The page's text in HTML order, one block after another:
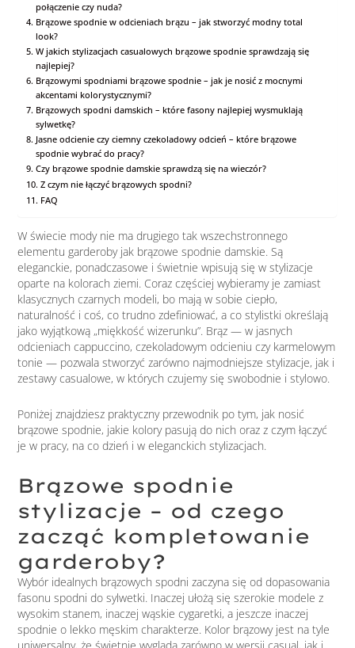
połączenie czy nuda?
Brązowe spodnie w odcieniach brązu – jak stworzyć modny total
look?
W jakich stylizacjach casualowych brązowe spodnie sprawdzają się
najlepiej?
Brązowymi spodniami brązowe spodnie – jak je nosić z mocnymi
akcentami kolorystycznymi?
Brązowych spodni damskich – które fasony najlepiej wysmuklają
sylwetkę?
Jasne odcienie czy ciemny czekoladowy odcień – które brązowe
spodnie wybrać do pracy?
Czy brązowe spodnie damskie sprawdzą się na wieczór?
Z czym nie łączyć brązowych spodni?
FAQ
W świecie mody nie ma drugiego tak wszechstronnego
elementu garderoby jak brązowe spodnie damskie. Są
eleganckie, ponadczasowe i świetnie wpisują się w stylizacje
oparte na kolorach ziemi. Coraz częściej wybieramy je zamiast
klasycznych czarnych modeli, bo mają w sobie ciepło,
naturalność i coś, co trudno zdefiniować, a co stylistki określają
jako wyjątkową „miękkość wizerunku”. Brąz — w jasnych
odcieniach cappuccino, czekoladowym odcieniu czy karmelowym
tonie — pozwala stworzyć zarówno najmodniejsze stylizacje, jak i
zestawy casualowe, w których czujemy się swobodnie i stylowo.
Poniżej znajdziesz praktyczny przewodnik po tym, jak nosić
brązowe spodnie, jakie kolory pasują do nich oraz z czym łączyć
je w pracy, na co dzień i w eleganckich stylizacjach.
Brązowe spodnie
stylizacje – od czego
zacząć kompletowanie
garderoby?
Wybór idealnych brązowych spodni zaczyna się od dopasowania
fasonu spodni do sylwetki. Inaczej ułożą się szerokie modele z
wysokim stanem, inaczej wąskie cygaretki, a jeszcze inaczej
spodnie o lekko męskim charakterze. Kolor brązowy jest na tyle